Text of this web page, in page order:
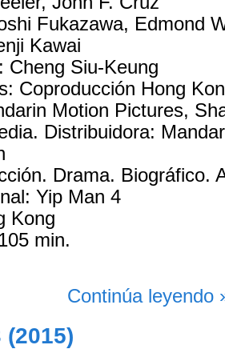
Fukazawa, Edmond
Kawai
Cheng Siu-Keung
Coproducción Hong
Motion Pictures,
Distribuidora:
Drama. Biográfico.
Yip Man 4
Kong
min.
Continúa leyendo
(2015)